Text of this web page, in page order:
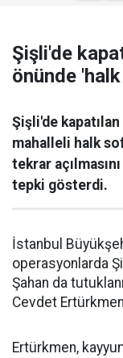
Şişli'de
önünde
Şişli'de kapatılan
mahalleli halk
tekrar
tepki gösterdi.
İstanbul
operasyonlarda
Şahan da
Cevdet
Ertürkmen,